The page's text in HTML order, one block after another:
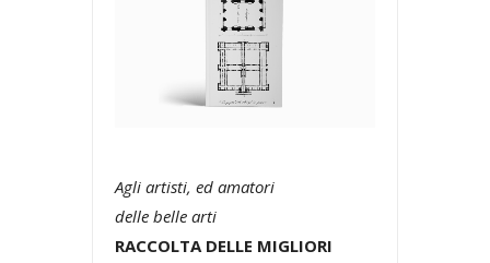
Agli artisti, ed amatori
delle belle arti
RACCOLTA DELLE MIGLIORI